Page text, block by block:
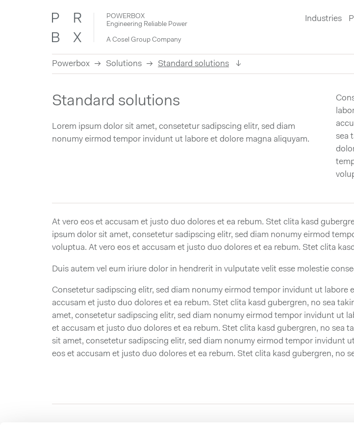
POWERBOX
Engineering Reliable Power
A Cosel Group Company
Industries
Powerbox Solutions Standard solutions
content
Standard solutions
Lorem ipsum dolor sit amet, consetetur sadipscing elitr, sed diam
nonumy eirmod tempor invidunt ut labore et dolore magna aliquyam.
sea
At vero eos et accusam et justo duo dolores et ea rebum. Stet clita kasd
ipsum dolor sit amet, consetetur sadipscing elitr, sed diam nonumy eirmod
voluptua. At vero eos et accusam et justo duo dolores et ea rebum. Stet clita
Duis autem vel eum iriure dolor in hendrerit in vulputate velit esse molestie
Consetetur sadipscing elitr, sed diam nonumy eirmod tempor invidunt ut labore
accusam et justo duo dolores et ea rebum. Stet clita kasd gubergren, no sea
amet, consetetur sadipscing elitr, sed diam nonumy eirmod tempor invidunt ut
et accusam et justo duo dolores et ea rebum. Stet clita kasd gubergren, no sea
sit amet, consetetur sadipscing elitr, sed diam nonumy eirmod tempor invidunt
eos et accusam et justo duo dolores et ea rebum. Stet clita kasd gubergren, no